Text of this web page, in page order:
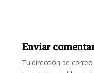
Enviar
Tu dirección de